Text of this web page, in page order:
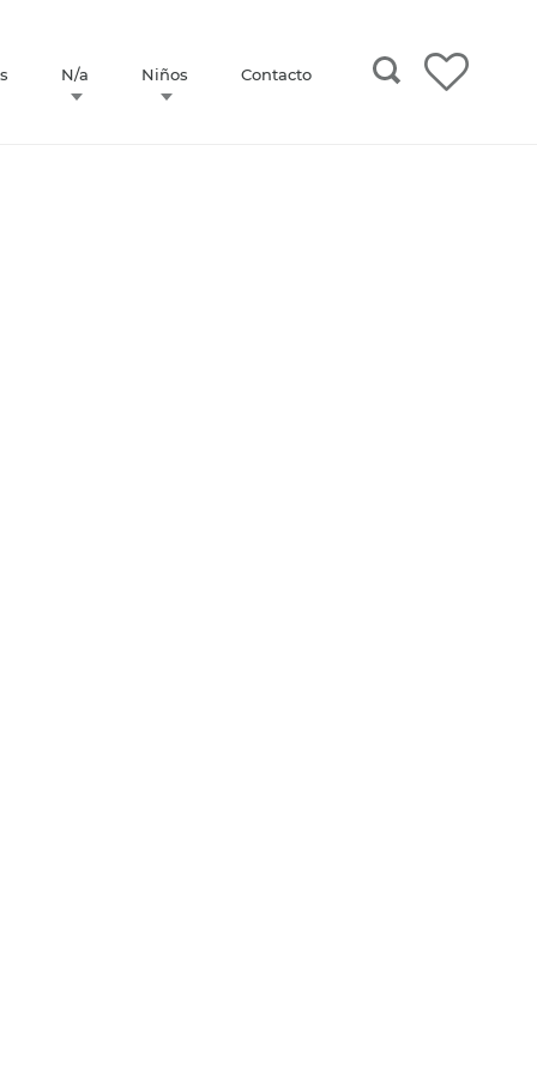
N/a Niños Contacto